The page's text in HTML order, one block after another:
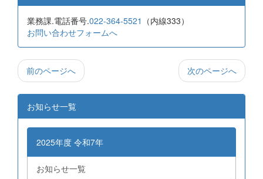
業務課.電話番号.022-364-5521 （内線333）
お問い合わせフォームへ
前のページへ 次のページへ
お知らせ一覧
2025年度 令和7年
お知らせ一覧